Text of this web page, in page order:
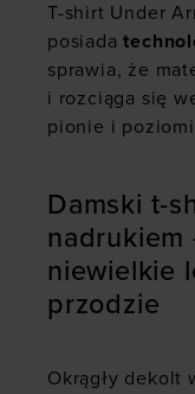
T-shirt Under
posiada
sprawia, że
i rozciąga się
pionie i
Damski t-
nadrukiem
niewielkie
przodzie
Okrągły dekolt